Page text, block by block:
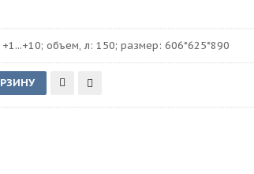
объем, л: 150; размер: 606*625*890